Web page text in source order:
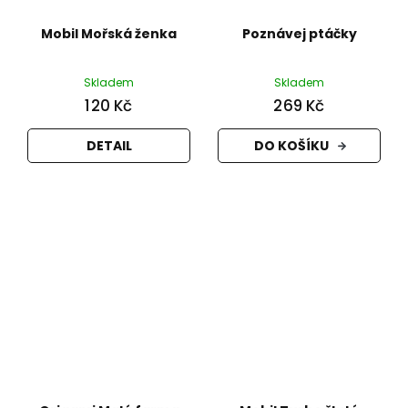
Mobil Mořská ženka
Skladem
120 Kč
DETAIL
Poznávej ptáčky
Skladem
269 Kč
DO KOŠÍKU